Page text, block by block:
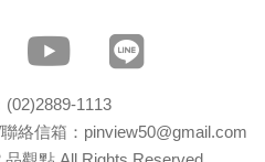
(02)2889-1113
絡信箱：pinview50@gmail.com